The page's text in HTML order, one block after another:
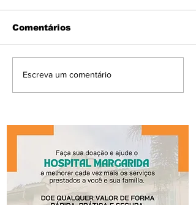
Comentários
Escreva um comentário